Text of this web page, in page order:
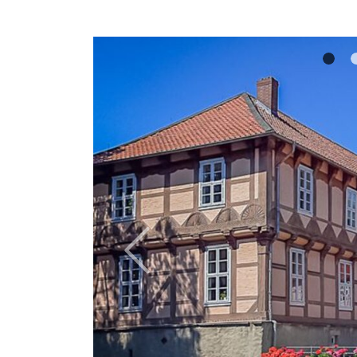
Previous